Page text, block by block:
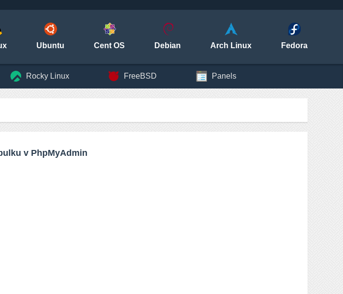
Ubuntu Cent OS Debian Arch Linux Fedora
Rocky Linux FreeBSD Panels
v PhpMyAdmin